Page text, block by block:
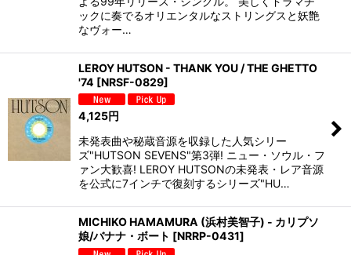
ックに奏でるオリエンタルなストリングスと妖艶
なヴォー…
LEROY HUTSON - THANK YOU / THE GHETTO
'74 [NRSF-0829]
4,125円
未発表曲や秘蔵音源を収録した人気シリー
ズ"HUTSON SEVENS"第3弾! ニュー・ソウル・フ
ァン大歓喜! LEROY HUTSONの未発表・レア音源
を公式に7インチで復刻するシリーズ"HU…
MICHIKO HAMAMURA (浜村美智子) - カリプソ
娘/バナナ・ボート [NRRP-0431]